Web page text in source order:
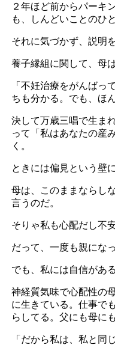
２年ほど前からパーキ
も、しんどいことのひ
それに気づかず、説明
養子縁組に関して、母
「不妊治療をがんばっ
ちも分かる。でも、ほ
決して万歳三唱で生ま
って「私はあなたの産
く。
ときには偏見という壁
母は、このままならし
言うのだ。
そりゃ私も心配だし不安
だって、一度も親にな
でも、私には自信があ
神経質気味で心配性の
に生きている。仕事で
らしてる。父にも母に
「だから私は、私と同